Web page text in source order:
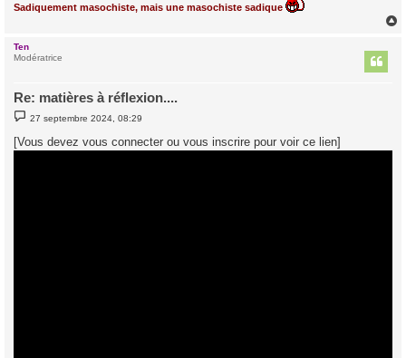
Sadiquement masochiste, mais une masochiste sadique
Ten
Modératrice
Re: matières à réflexion....
M
e
s
27 septembre 2024, 08:29
[Vous devez vous connecter ou vous inscrire pour voir ce lien]